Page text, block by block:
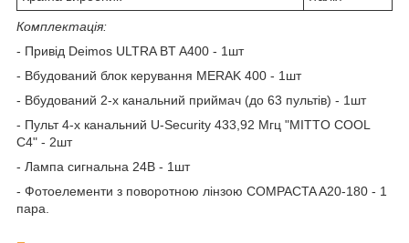
Комплектація:
- Привід Deimos ULTRA BT A400 - 1шт
- Вбудований блок керування MERAK 400 - 1шт
- Вбудований 2-х канальний приймач (до 63 пультів) - 1шт
- Пульт 4-х канальний U-Security 433,92 Мгц "MITTO COOL
C4" - 2шт
- Лампа сигнальна 24В - 1шт
- Фотоелементи з поворотною лінзою COMPACTA A20-180 - 1
пара.